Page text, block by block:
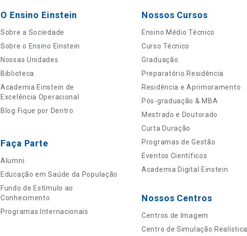
O Ensino Einstein
Sobre a Sociedade
Sobre o Ensino Einstein
Nossas Unidades
Biblioteca
Academia Einstein de
Excelência Operacional
Blog Fique por Dentro
Faça Parte
Alumni
Educação em Saúde da População
Fundo de Estímulo ao
Conhecimento
Programas Internacionais
Nossos Cursos
Ensino Médio Técnico
Curso Técnico
Graduação
Preparatório Residência
Residência e Aprimoramento
Pós-graduação & MBA
Mestrado e Doutorado
Curta Duração
Programas de Gestão
Eventos Científicos
Academia Digital Einstein
Nossos Centros
Centros de Imagem
Centro de Simulação Realística